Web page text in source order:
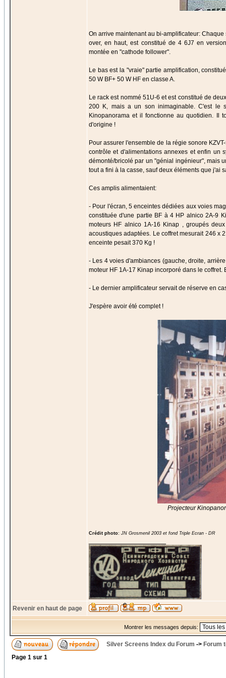
On arrive maintenant au bi-amplificateur:
over, en haut, est constitué de 4 6J7 en
montée en "cathode follower".
Le bas est la "vraie" partie amplification,
50 W BF+ 50 W HF en classe A.
Le rack est nommé 51U-6 et est constitué de
200 K, mais a un son inimaginable. C'est le
Kinopanorama et il fonctionne au quotidien. Il
d'origine !
Pour assurer l'ensemble de la régie sonore
contrôle et d'alimentations annexes et enfin un
démonté/bricolé par un "génial ingénieur", mais
tout a fini à la casse, sauf deux éléments que j'ai
Ces amplis alimentaient:
- Pour l'écran, 5 enceintes dédiées aux voies
constituée d'une partie BF à 4 HP alnico 2A-9
moteurs HF alnico 1A-16 Kinap , groupés
acoustiques adaptées. Le coffret mesurait 246 x
enceinte pesait 370 Kg !
- Les 4 voies d'ambiances (gauche, droite,
moteur HF 1A-17 Kinap incorporé dans le
- Le dernier amplificateur servait de réserve en
J'espère avoir été complet !
Projecteur
Crédit photo: JN Grosmenil 2003 et fond Triple Ecran - DR
Revenir en haut de page
Montrer les messages depuis:
Silver Screens Index du Forum -> Forum
Page 1 sur 1